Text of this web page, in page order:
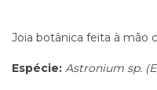
Joia botânica feita à mão
Espécie: Astronium sp.